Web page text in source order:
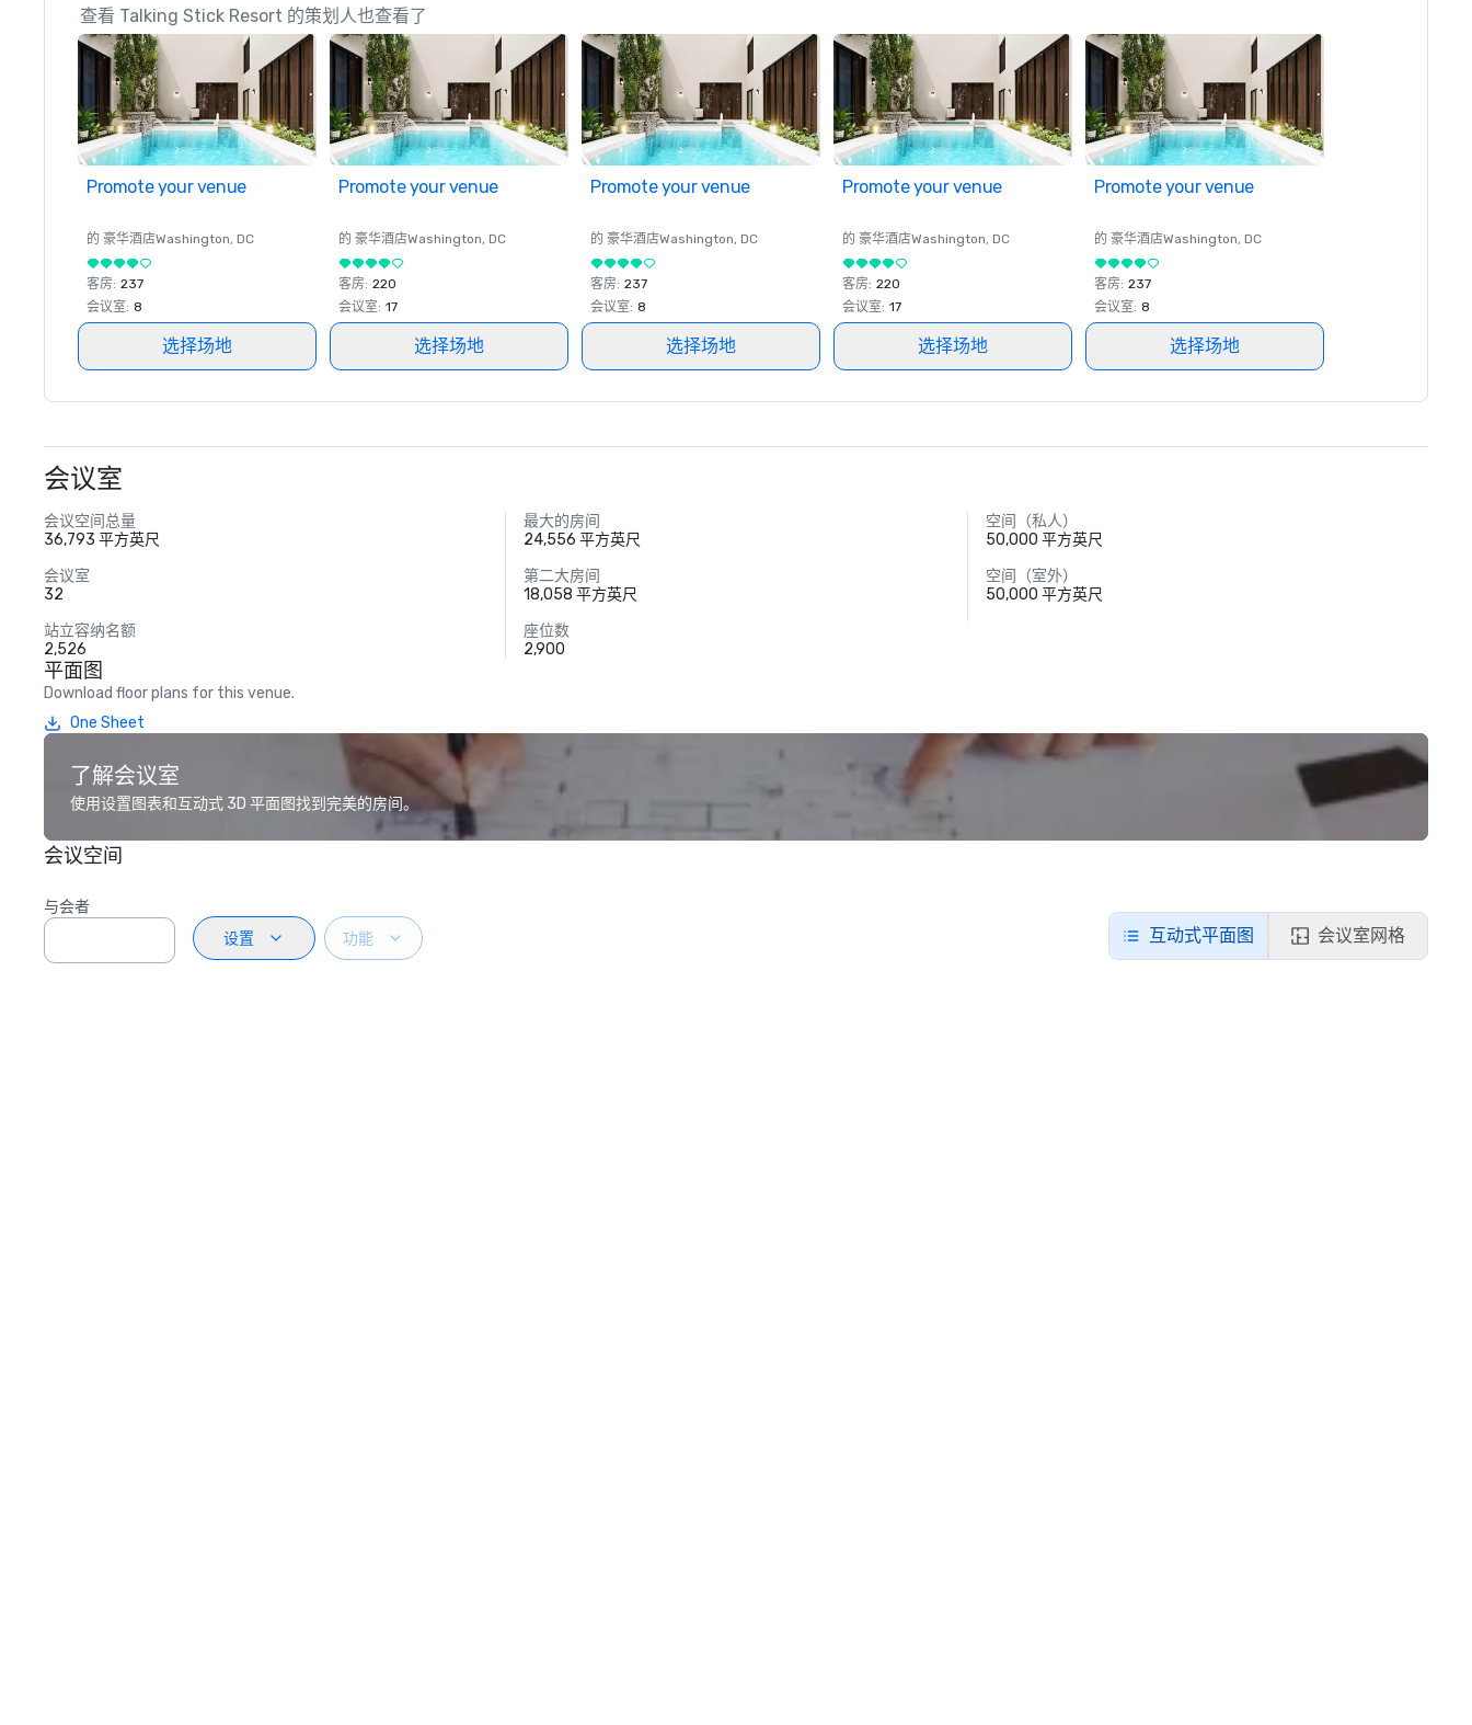
查看 Talking Stick Resort 的策划人也查看了
Promote your venue
的 豪华酒店Washington, DC
客房: 237
会议室: 8
选择场地
Promote your venue
的 豪华酒店Washington, DC
客房: 220
会议室: 17
选择场地
Promote your venue
的 豪华酒店Washington, DC
客房: 237
会议室: 8
选择场地
Promote your venue
的 豪华酒店Washington, DC
客房: 220
会议室: 17
选择场地
Promote your venue
的 豪华酒店Washington, DC
客房: 237
会议室: 8
选择场地
会议室
会议空间总量
36,793 平方英尺
最大的房间
24,556 平方英尺
空间（私人）
50,000 平方英尺
会议室
32
第二大房间
18,058 平方英尺
空间（室外）
50,000 平方英尺
站立容纳名额
2,526
座位数
2,900
平面图
Download floor plans for this venue.
One Sheet
了解会议室
使用设置图表和互动式 3D 平面图找到完美的房间。
会议空间
与会者
设置
功能 互动式平面图 会议室网格